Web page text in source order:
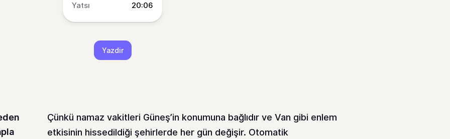
20:06
Yazdir
Çünkü namaz vakitleri Güneş’in konumuna bağlıdır ve Van gibi enlem
etkisinin hissedildiği şehirlerde her gün değişir. Otomatik